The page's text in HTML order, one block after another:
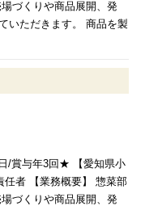
づくりや商品展開、発
いただきます。 商品を製
/賞与年3回★ 【愛知県小
任者 【業務概要】 惣菜部
づくりや商品展開、発